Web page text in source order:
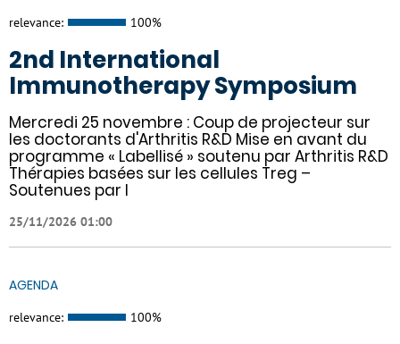
relevance: 100%
2nd International
Immunotherapy Symposium
Mercredi 25 novembre : Coup de projecteur sur
les doctorants d'Arthritis R&D Mise en avant du
programme « Labellisé » soutenu par Arthritis R&D
Thérapies basées sur les cellules Treg –
Soutenues par l
25/11/2026 01:00
AGENDA
relevance: 100%